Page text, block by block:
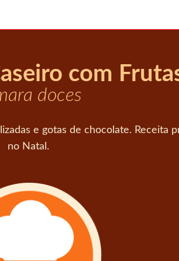
com
doces
e gotas de chocolate. Receita
no Natal.